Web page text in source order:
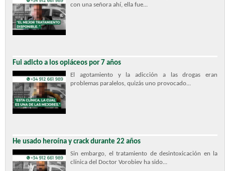
con una señora ahí, ella fue...
Fui adicto a los opiáceos por 7 años
El agotamiento y la adicción a las drogas eran
problemas paralelos, quizás uno provocado...
He usado heroína y crack durante 22 años
Sin embargo, el tratamiento de desintoxicación en la
clínica del Doctor Vorobiev ha sido...